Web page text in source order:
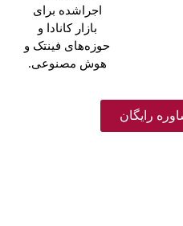
اجراشده برای
بازار کانادا و
حوزه‌های فینتک و
هوش مصنوعی.
رایگان